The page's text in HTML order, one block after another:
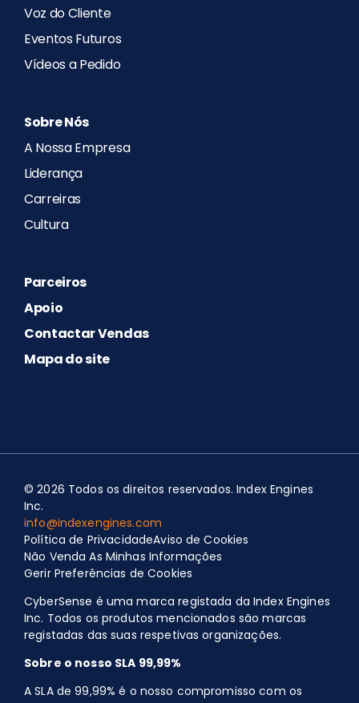
Voz do Cliente
Eventos Futuros
Vídeos a Pedido
Sobre Nós
A Nossa Empresa
Liderança
Carreiras
Cultura
Parceiros
Apoio
Contactar Vendas
Mapa do site
© 2026 Todos os direitos reservados. Index Engines
Inc.
info@indexengines.com
Política de PrivacidadeAviso de Cookies
Não Venda As Minhas Informações
Gerir Preferências de Cookies
CyberSense é uma marca registada da Index Engines
Inc. Todos os produtos mencionados são marcas
registadas das suas respetivas organizações.
Sobre o nosso SLA 99,99%
A SLA de 99,99% é o nosso compromisso com os
Japanese
Polish
Portuguese (Brazil)
Spanish